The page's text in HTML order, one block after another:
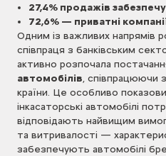
27,4% продажів
72,6% — приватні
Одним із важливих напрямів
співпраця з банківським
активно розпочала
автомобілів, співпрацюючи
країни. Це особливо
інкасаторські автомобілі
відповідають найвищим
та витривалості —
забезпечують автомобілі